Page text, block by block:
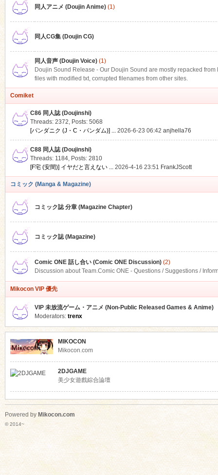
同人アニメ (Doujin Anime)(1)
同人CG集 (Doujin CG)
同人音声 (Doujin Voice)(1)
Doujin Sound Release - Our Doujin Sound are mostly repacked
files with modified txt, corrupted filenames from other sites.
Comiket
C86 同人誌 (Doujinshi)
Threads: 2372, Posts: 5068
[パンダニク (J・C・パンダム)] ... 2026-6-23 06:42 anjhella76
C88 同人誌 (Doujinshi)
Threads: 1184, Posts: 2810
[F宅 (安間)] イヤだと言えない ... 2026-4-16 23:51 FrankJScott
コミック (Manga & Magazine)
コミック誌 分章 (Magazine Chapter)
コミック誌 (Magazine)
Comic ONE 話し合い (Comic ONE Discussion)(2)
Discussion about Team.Comic ONE - Questions / Suggestions /
Mikocon VIP 優先
VIP 未放流ゲーム・アニメ (Non-Public Released Games & Anime)
Moderators: trenx
MIKOCON
Mikocon.com
2DJGAME
美少女遊戲綜合論壇
Powered by Mikocon.com
© 2014~